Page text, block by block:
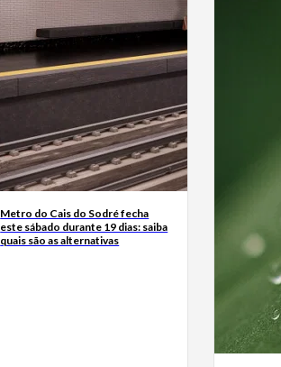
Metro do Cais do Sodré fecha
este sábado durante 19 dias: saiba
quais são as alternativas